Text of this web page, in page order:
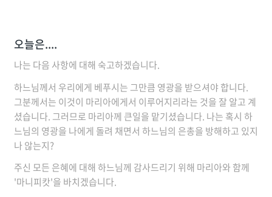
오늘은....
나는 다음 사항에 대해 숙고하겠습니다.
하느님께서 우리에게 베푸시는 그만큼 영광을 받으셔야 합니다.
그분께서는 이것이 마리아에게서 이루어지리라는 것을 잘 알고 계
셨습니다. 그러므로 마리아께 큰일을 맡기셨습니다. 나는 혹시 하
느님의 영광을 나에게 돌려 채면서 하느님의 은총을 방해하고 있지
나 않는지?
주신 모든 은혜에 대해 하느님께 감사드리기 위해 마리아와 함께
'마니피캇'을 바치겠습니다.